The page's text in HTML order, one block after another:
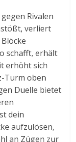
Rivalen
verliert
schafft, erhält
erhöht sich
Turm oben
Duelle bietet
dein
aufzulösen,
an Zügen zur